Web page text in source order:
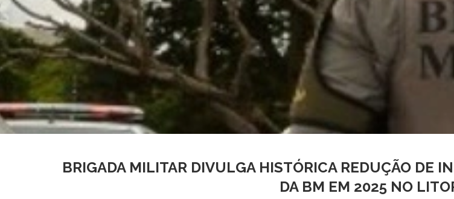
BRIGADA MILITAR DIVULGA HISTÓRICA REDUÇÃO DE
DA BM EM 2025 NO